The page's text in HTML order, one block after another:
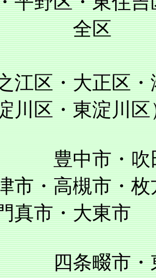
区
区・阿
江区・大正区
川区・東淀川区
・吹田市・
市・高槻市・
真市・大東市
市・東大